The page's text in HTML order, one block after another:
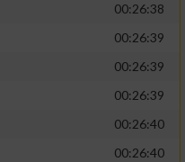
00:26:38
00:26:39
00:26:39
00:26:39
00:26:40
00:26:40